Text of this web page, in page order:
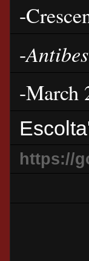
-
-
-March
https://